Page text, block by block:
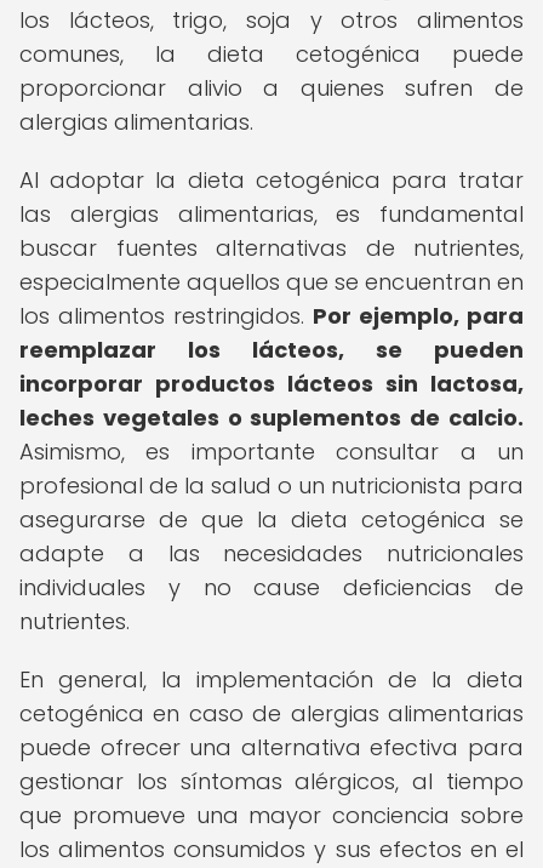
los lácteos, trigo, soja y otros alimentos
comunes, la dieta cetogénica puede
proporcionar alivio a quienes sufren de
alergias alimentarias.
Al adoptar la dieta cetogénica para tratar
las alergias alimentarias, es fundamental
buscar fuentes alternativas de nutrientes,
especialmente aquellos que se encuentran en
los alimentos restringidos. Por ejemplo, para
reemplazar los lácteos, se pueden
incorporar productos lácteos sin lactosa,
leches vegetales o suplementos de calcio.
Asimismo, es importante consultar a un
profesional de la salud o un nutricionista para
asegurarse de que la dieta cetogénica se
adapte a las necesidades nutricionales
individuales y no cause deficiencias de
nutrientes.
En general, la implementación de la dieta
cetogénica en caso de alergias alimentarias
puede ofrecer una alternativa efectiva para
gestionar los síntomas alérgicos, al tiempo
que promueve una mayor conciencia sobre
los alimentos consumidos y sus efectos en el